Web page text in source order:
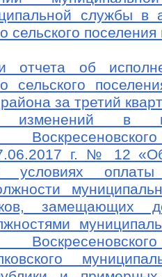
службы в
сельского
отчета об
сельского
за третий
в
г. № 12
условиях
замещающих